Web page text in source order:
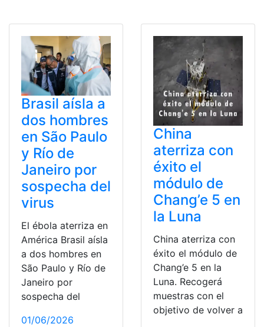
Brasil aísla a
dos hombres
en São Paulo
y Río de
Janeiro por
sospecha del
virus
El ébola aterriza en
América Brasil aísla
a dos hombres en
São Paulo y Río de
Janeiro por
sospecha del
01/06/2026
China
aterriza con
éxito el
módulo de
Chang’e 5 en
la Luna
China aterriza con
éxito el módulo de
Chang’e 5 en la
Luna. Recogerá
muestras con el
objetivo de volver a